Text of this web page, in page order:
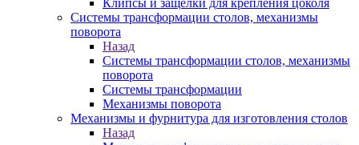
Клипсы и защелки для крепления цоколя
Системы трансформации столов, механизмы
поворота
Назад
Системы трансформации столов, механизмы
поворота
Системы трансформации
Механизмы поворота
Механизмы и фурнитура для изготовления столов
Назад